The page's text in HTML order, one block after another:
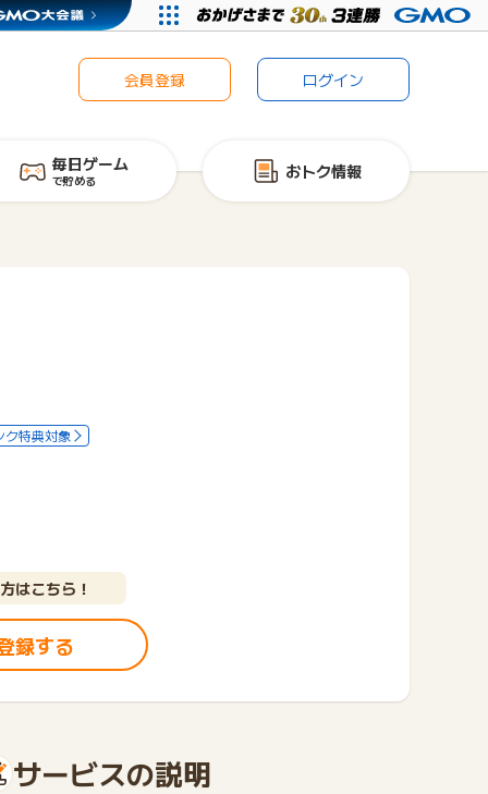
会員登録 ログイン
毎日ゲーム
で貯める おトク情報
ク特典対象
はこちら！
録する
サービスの説明